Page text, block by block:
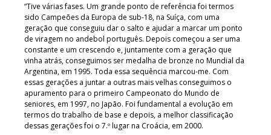
“Tive várias fases. Um grande ponto de referência foi termos
sido Campeões da Europa de sub-18, na Suíça, com uma
geração que conseguiu dar o salto e ajudar a marcar um ponto
de viragem no andebol português. Depois começou a ser uma
constante e um crescendo e, juntamente com a geração que
vinha atrás, conseguimos ser medalha de bronze no Mundial da
Argentina, em 1995. Toda essa sequência marcou-me. Com
essas gerações a juntar a outras mais velhas conseguimos o
apuramento para o primeiro Campeonato do Mundo de
seniores, em 1997, no Japão. Foi fundamental a evolução em
termos do trabalho de base e depois, a melhor classificação
dessas gerações foi o 7.º lugar na Croácia, em 2000.